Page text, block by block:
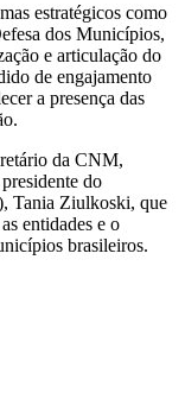
estratégicos como
dos Municípios,
e articulação do
de engajamento
a presença das
da CNM,
do
Tania Ziulkoski, que
entidades e o
brasileiros.